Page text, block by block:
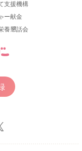
支援機構
ー献金
養懇話会